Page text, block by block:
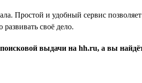
Простой и удобный сервис
своё дело.
выдачи на hh.ru, а вы